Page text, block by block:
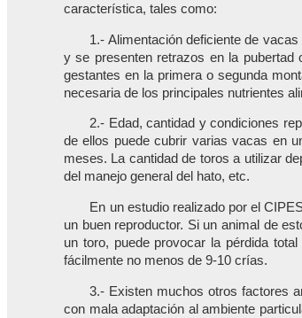
característica, tales como:
1.- Alimentación deficiente de
y se presenten retrazos en la pubertad
gestantes en la primera o segunda
necesaria de los principales nutrientes
2.- Edad, cantidad y condiciones
de ellos puede cubrir varias vacas en
meses. La cantidad de toros a utilizar
del manejo general del hato, etc.
En un estudio realizado por el
un buen reproductor. Si un animal de
un toro, puede provocar la pérdida
fácilmente no menos de 9-10 crías.
3.- Existen muchos otros factores
con mala adaptación al ambiente